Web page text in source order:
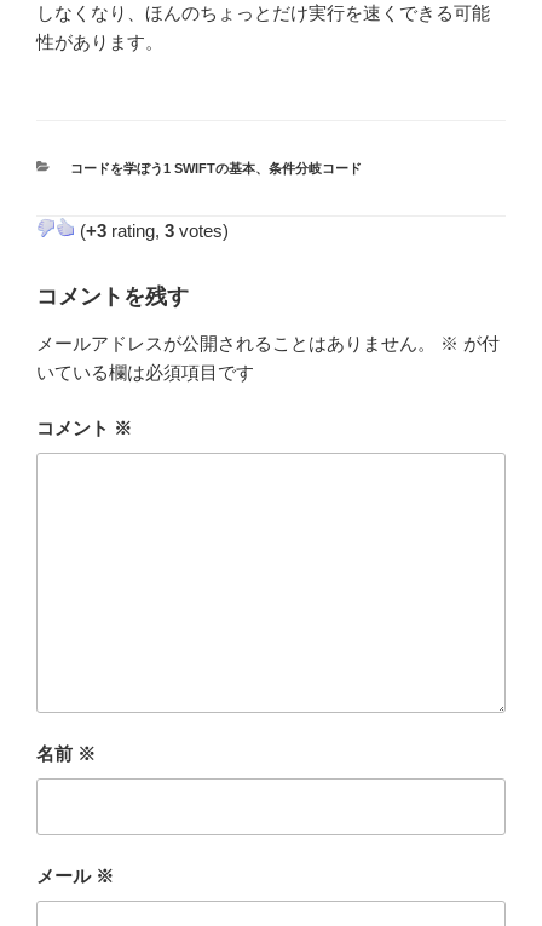
しなくなり、ほんのちょっとだけ実行を速くできる可能
性があります。
カ
リ
コードを学ぼう1 SWIFTの基本、 条件分岐コード
(+3 rating, 3 votes)
コメントを残す
メールアドレスが公開されることはありません。 ※ が付
いている欄は必須項目です
コメント ※
名前 ※
メール ※